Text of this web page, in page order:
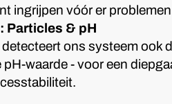
ingrijpen vóór er
Particles & pH
ons systeem ook
waarde - voor een